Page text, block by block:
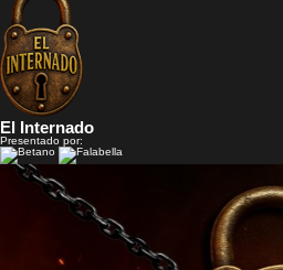
El Internado
Presentado por: